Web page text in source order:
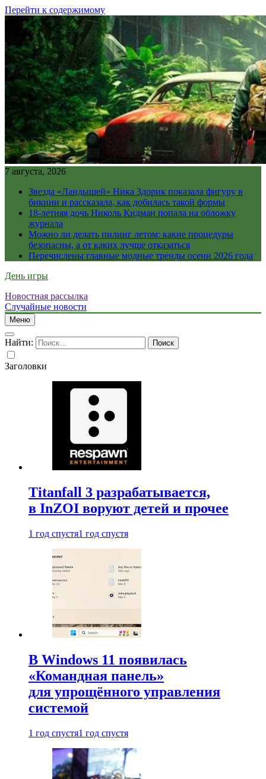
Перейти к содержимому
7 августа, 2026
Звезда «Ландышей» Ника Здорик показала фигуру в
бикини и рассказала, как добилась такой формы
18-летняя дочь Николь Кидман попала на обложку
журнала
Можно ли делать пилинг летом: какие процедуры
безопасны, а от каких лучше отказаться
Перечислены главные модные тренды осени 2026 года
День игры
Новостная рассылка
Случайные новости
Меню
Найти:
Заголовки
Titanfall 3 разрабатывается,
в InZOI воруют детей и прочее
1 год спустя1 год спустя
В Windows 11 появилась
«Командная панель»
для упрощённого управления
системой
1 год спустя1 год спустя